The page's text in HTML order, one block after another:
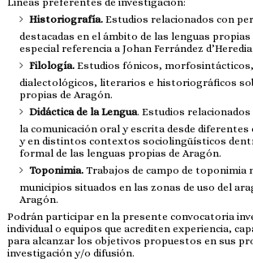
Historiografía.Estudios relacionados con
destacadas en el ámbito de las lenguas
especial referencia a Johan Ferrández d’Heredia.
Filología.Estudios fónicos,
dialectológicos, literarios e historiográficos
propias de Aragón.
Didáctica de la Lengua. Estudios
la comunicación oral y escrita desde diferentes
y en distintos contextos sociolingüísticos
formal de las lenguas propias de Aragón.
Toponimia.Trabajos de campo de toponimia
municipios situados en las zonas de uso del
Aragón.
Podrán participar en la presente convocatoria
individual o equipos que acrediten experiencia,
para alcanzar los objetivos propuestos en sus
investigación y/o difusión.